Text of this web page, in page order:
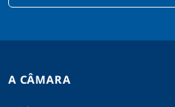
A CÂMARA